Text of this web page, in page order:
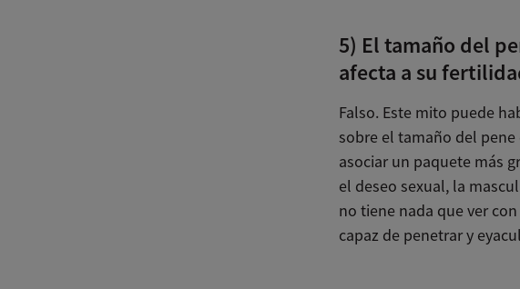
5) El tamaño del
afecta a su
Falso. Este mito puede
sobre el tamaño del
asociar un paquete más
el deseo sexual, la
no tiene nada que ver
capaz de penetrar y